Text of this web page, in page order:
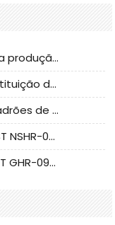
Guia de avaliação e adaptação para produção em massa de componentes de cabos nacionais CNC Tech
Análise da solução nacional de substituição da linha de alta frequência I-PEX
CLIFF referente à atualização dos padrões de teste de conectores nacionais
Conector JST - Fornece conector JST NSHR-02V-S original | substituto
Conector JST - fornece conector JST GHR-09V-S autêntico | substituto